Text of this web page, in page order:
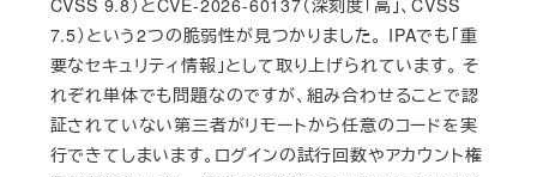
7.5）という2つの脆弱性が見つかりました。 IPAでも「重
要なセキュリティ情報」として取り上げられています。 そ
れぞれ単体でも問題なのですが、組み合わせることで認
証されていない第三者がリモートから任意のコードを実
行できてしまいます。ログインの試行回数やアカウント権